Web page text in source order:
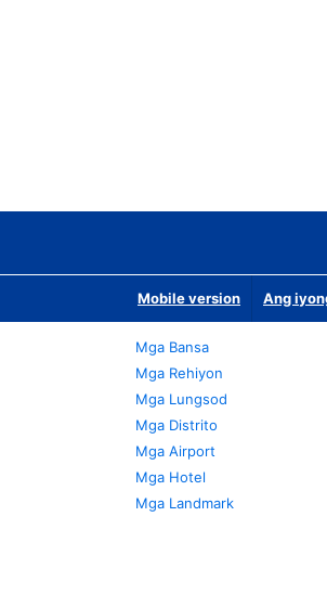
Mobile version Ang
Mga Bansa
Mga Rehiyon
Mga Lungsod
Mga Distrito
Mga Airport
Mga Hotel
Mga Landmark